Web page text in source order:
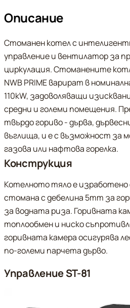
Описание
Стоманен котел с
управление и вентилатор за
циркулация. Стоманените
NWB PRIME варират в
110kW, задоволяващи
средни и големи помещения.
твърдо гориво - дърва,
въглища, и е с възможност за
газова или нафтова горелка.
Конструкция
Котелното тяло е
стомана с дебелина 5mm за
за водната риза. Горивната
топлообмен и ниско
горивната камера осигурява
по-големи парчета дърво.
Управление ST-81